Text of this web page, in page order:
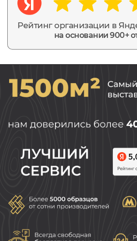
Рейтинг организации в
на основании 900+